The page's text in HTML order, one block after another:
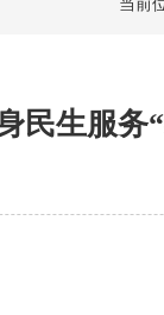
当前
民生服务